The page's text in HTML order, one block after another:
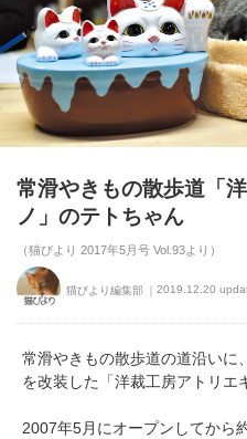
常滑やきもの散歩道「
ノ」のテトちゃん
（猫びより 2017年5月号 Vol.93より）
猫びより編集部 2019.12.20
常滑やきもの散歩道の道沿いに
を改装した「洋裁工房アトリエ
2007年5月にオープンしてから